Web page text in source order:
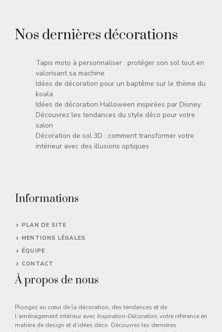
Nos dernières décorations
Tapis moto à personnaliser : protéger son sol tout en
valorisant sa machine
Idées de décoration pour un baptême sur le thème du
koala
Idées de décoration Halloween inspirées par Disney
Découvrez les tendances du style déco pour votre
salon
Décoration de sol 3D : comment transformer votre
intérieur avec des illusions optiques
Informations
PLAN DE SITE
MENTIONS LÉGALES
ÉQUIPE
CONTACT
À propos de nous
Plongez au cœur de la décoration, des tendances et de
l’aménagement intérieur avec Inspiration-Décoration, votre référence en
matière de design et d’idées déco. Découvrez les dernières